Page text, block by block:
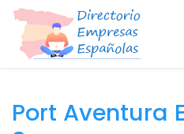
Port Aventura